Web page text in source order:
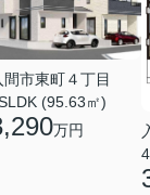
間市東町４丁目
(95.63㎡)
万円